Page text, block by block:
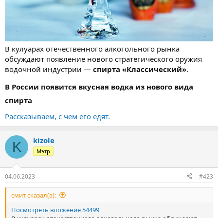
В кулуарах отечественного алкогольного рынка
обсуждают появление нового стратегического оружия
водочной индустрии — спирта «Классический».
В России появится вкусная водка из нового вида
спирта
Рассказываем, с чем его едят.
K kizole
Мэтр
04.06.2023 #423
смит сказал(а):
Посмотреть вложение 54499